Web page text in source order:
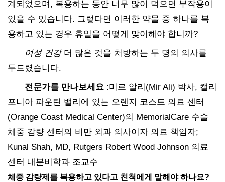
계되었으며, 복용하는 동안 너무 많이 먹으면 부작용이
있을 수 있습니다. 그렇다면 이러한 약물 중 하나를 복
용하고 있는 경우 휴일을 어떻게 맞이해야 합니까?
여성 건강더 많은 것을 처방하는 두 명의 의사를
두드렸습니다.
전문가를 만나보세요 :미르 알리(Mir Ali) 박사, 캘리
포니아 파운틴 밸리에 있는 오렌지 코스트 의료 센터
(Orange Coast Medical Center)의 MemorialCare 수술
체중 감량 센터의 비만 외과 의사이자 의료 책임자;
Kunal Shah, MD, Rutgers Robert Wood Johnson 의료
센터 내분비학과 조교수
체중 감량제를 복용하고 있다고 친척에게 말해야 하나요?